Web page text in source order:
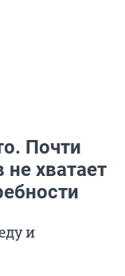
Почти
хватает
и